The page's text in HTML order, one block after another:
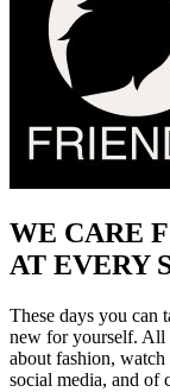
WE CARE
AT EVERY
These days you can
new for yourself. All
about fashion,
social media, and of